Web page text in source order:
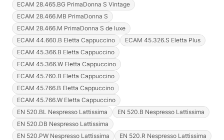
ECAM 28.465.BG PrimaDonna S Vintage
ECAM 28.466.MB PrimaDonna S
ECAM 28.466.M PrimaDonna S de luxe
ECAM 44.660.B Eletta Cappuccino
ECAM 45.326.S Eletta Plus
ECAM 45.366.B Eletta Cappuccino
ECAM 45.366.W Eletta Cappuccino
ECAM 45.760.B Eletta Cappuccino
ECAM 45.766.B Eletta Cappuccino
ECAM 45.766.W Eletta Cappuccino
EN 520.BL Nespresso Lattissima
EN 520.B Nespresso Lattissima
EN 520.DB Nespresso Lattissima
EN 520.PW Nespresso Lattissima
EN 520.R Nespresso Lattissima